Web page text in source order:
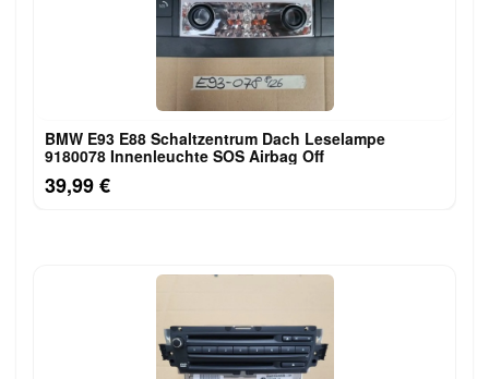
BMW E93 E88 Schaltzentrum Dach Leselampe
9180078 Innenleuchte SOS Airbag Off
39,99 €